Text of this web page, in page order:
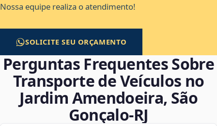
Nossa equipe realiza o atendimento!
SOLICITE SEU ORÇAMENTO
Perguntas Frequentes Sobre
Transporte de Veículos no
Jardim Amendoeira, São
Gonçalo‑RJ